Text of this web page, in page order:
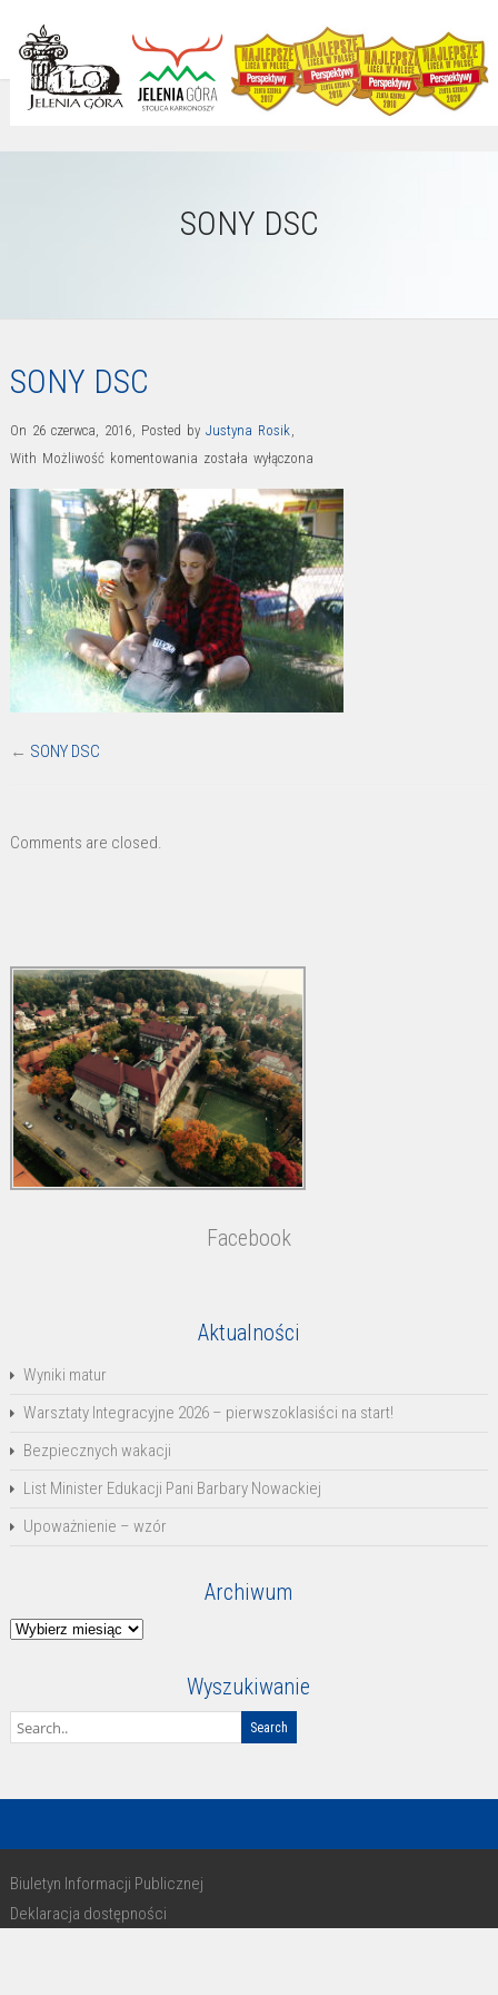
SONY DSC
SONY DSC
On 26 czerwca, 2016, Posted by Justyna Rosik,
With Możliwość komentowania SONY
została wyłączona
← SONY DSC
Comments are closed.
Facebook
Aktualności
Wyniki matur
Warsztaty Integracyjne 2026 – pierwszoklasiści na start!
Bezpiecznych wakacji
List Minister Edukacji Pani Barbary Nowackiej
Upoważnienie – wzór
Archiwum
Archiwum
Wyszukiwanie
Biuletyn Informacji Publicznej
Deklaracja dostępności